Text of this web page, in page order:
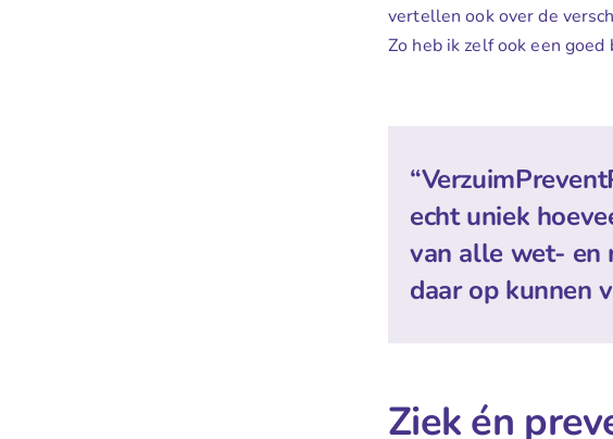
vertellen ook over de
Zo heb ik zelf ook een goed
echt uniek
van alle wet- en
daar op kunnen
Ziek én